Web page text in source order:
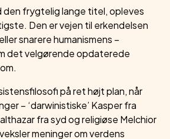
den frygtelig lange titel, opleves
Den er vejen til erkendelsen
snarere humanismens –
det velgørende opdaterede
på ret højt plan, når
– ‘darwinistiske’ Kasper fra
fra syd og religiøse Melchior
meninger om verdens